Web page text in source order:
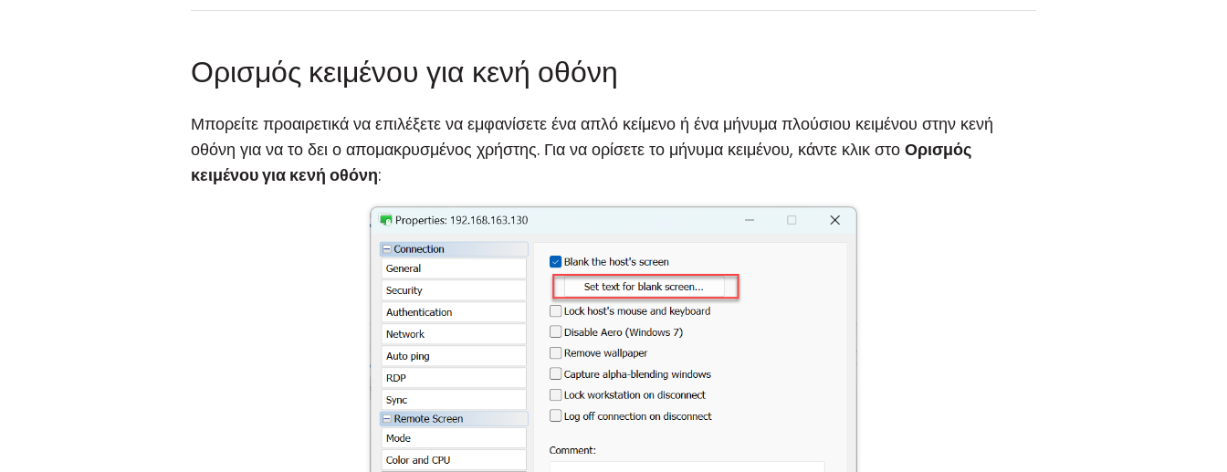
Ορισμός κειμένου για κενή οθόνη
Μπορείτε προαιρετικά να επιλέξετε να εμφανίσετε ένα απλό κείμενο ή ένα μήνυμα πλούσιου κειμένου στην κενή
οθόνη για να το δει ο απομακρυσμένος χρήστης. Για να ορίσετε το μήνυμα κειμένου, κάντε κλικ στο Ορισμός
κειμένου για κενή οθόνη: